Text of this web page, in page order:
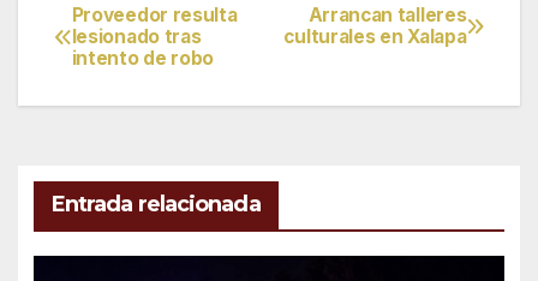
Navegación
de
Arrancan talleres
culturales en Xalapa
Proveedor resulta
lesionado tras
intento de robo
Entrada relacionada